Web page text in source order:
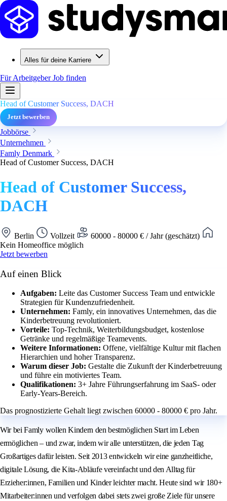
Alles für deine Karriere
Für ArbeitgeberJob finden
Head of Customer Success, DACH
Jetzt bewerben
Jobbörse
Unternehmen
Famly Denmark
Head of Customer Success, DACH
Head of Customer Success,
DACH
Berlin Vollzeit
60000 - 80000 € / Jahr (geschätzt)
Kein Homeoffice möglich
Jetzt bewerben
Auf einen Blick
Aufgaben: Leite das Customer Success Team und entwickle
Strategien für Kundenzufriedenheit.
Unternehmen: Famly, ein innovatives Unternehmen, das die
Kinderbetreuung revolutioniert.
Vorteile: Top-Technik, Weiterbildungsbudget, kostenlose
Getränke und regelmäßige Teamevents.
Weitere Informationen: Offene, vielfältige Kultur mit flachen
Hierarchien und hoher Transparenz.
Warum dieser Job: Gestalte die Zukunft der Kinderbetreuung
und führe ein motiviertes Team.
Qualifikationen: 3+ Jahre Führungserfahrung im SaaS- oder
Early-Years-Bereich.
Das prognostizierte Gehalt liegt zwischen 60000 - 80000 € pro Jahr.
Wir bei Famly wollen Kindern den bestmöglichen Start im Leben
ermöglichen – und zwar, indem wir alle unterstützen, die jeden Tag
Großartiges dafür leisten. Seit 2013 entwickeln wir eine ganzheitliche,
digitale Lösung, die Kita‑Abläufe vereinfacht und den Alltag für
Erzieher:innen, Familien und Kinder leichter macht. Heute sind wir 180+
Mitarbeiter:innen und verfolgen dabei stets zwei große Ziele für unsere